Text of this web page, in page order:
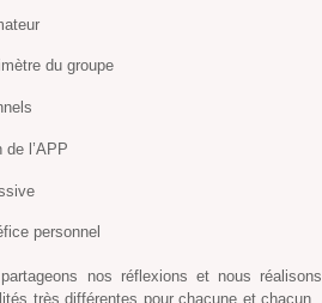
du groupe
l’APP
personnel
nos réflexions et nous
très différentes pour chacune et